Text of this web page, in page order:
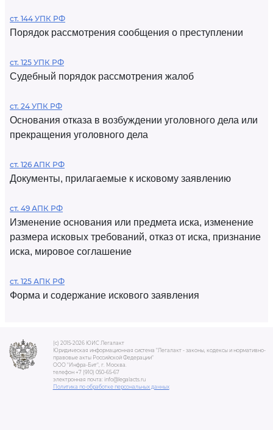
ст. 144 УПК РФ
Порядок рассмотрения сообщения о преступлении
ст. 125 УПК РФ
Судебный порядок рассмотрения жалоб
ст. 24 УПК РФ
Основания отказа в возбуждении уголовного дела или
прекращения уголовного дела
ст. 126 АПК РФ
Документы, прилагаемые к исковому заявлению
ст. 49 АПК РФ
Изменение основания или предмета иска, изменение
размера исковых требований, отказ от иска, признание
иска, мировое соглашение
ст. 125 АПК РФ
Форма и содержание искового заявления
(c) 2015-2026 ЮИС Легалакт
Юридическая информационная система "Легалакт - законы, кодексы и нормативно-
правовые акты Российской Федерации"
ООО "Инфра-Бит", г. Москва.
телефон +7 (910) 050-65-67
электронная почта: info@legalacts.ru
Политика по обработке персональных данных